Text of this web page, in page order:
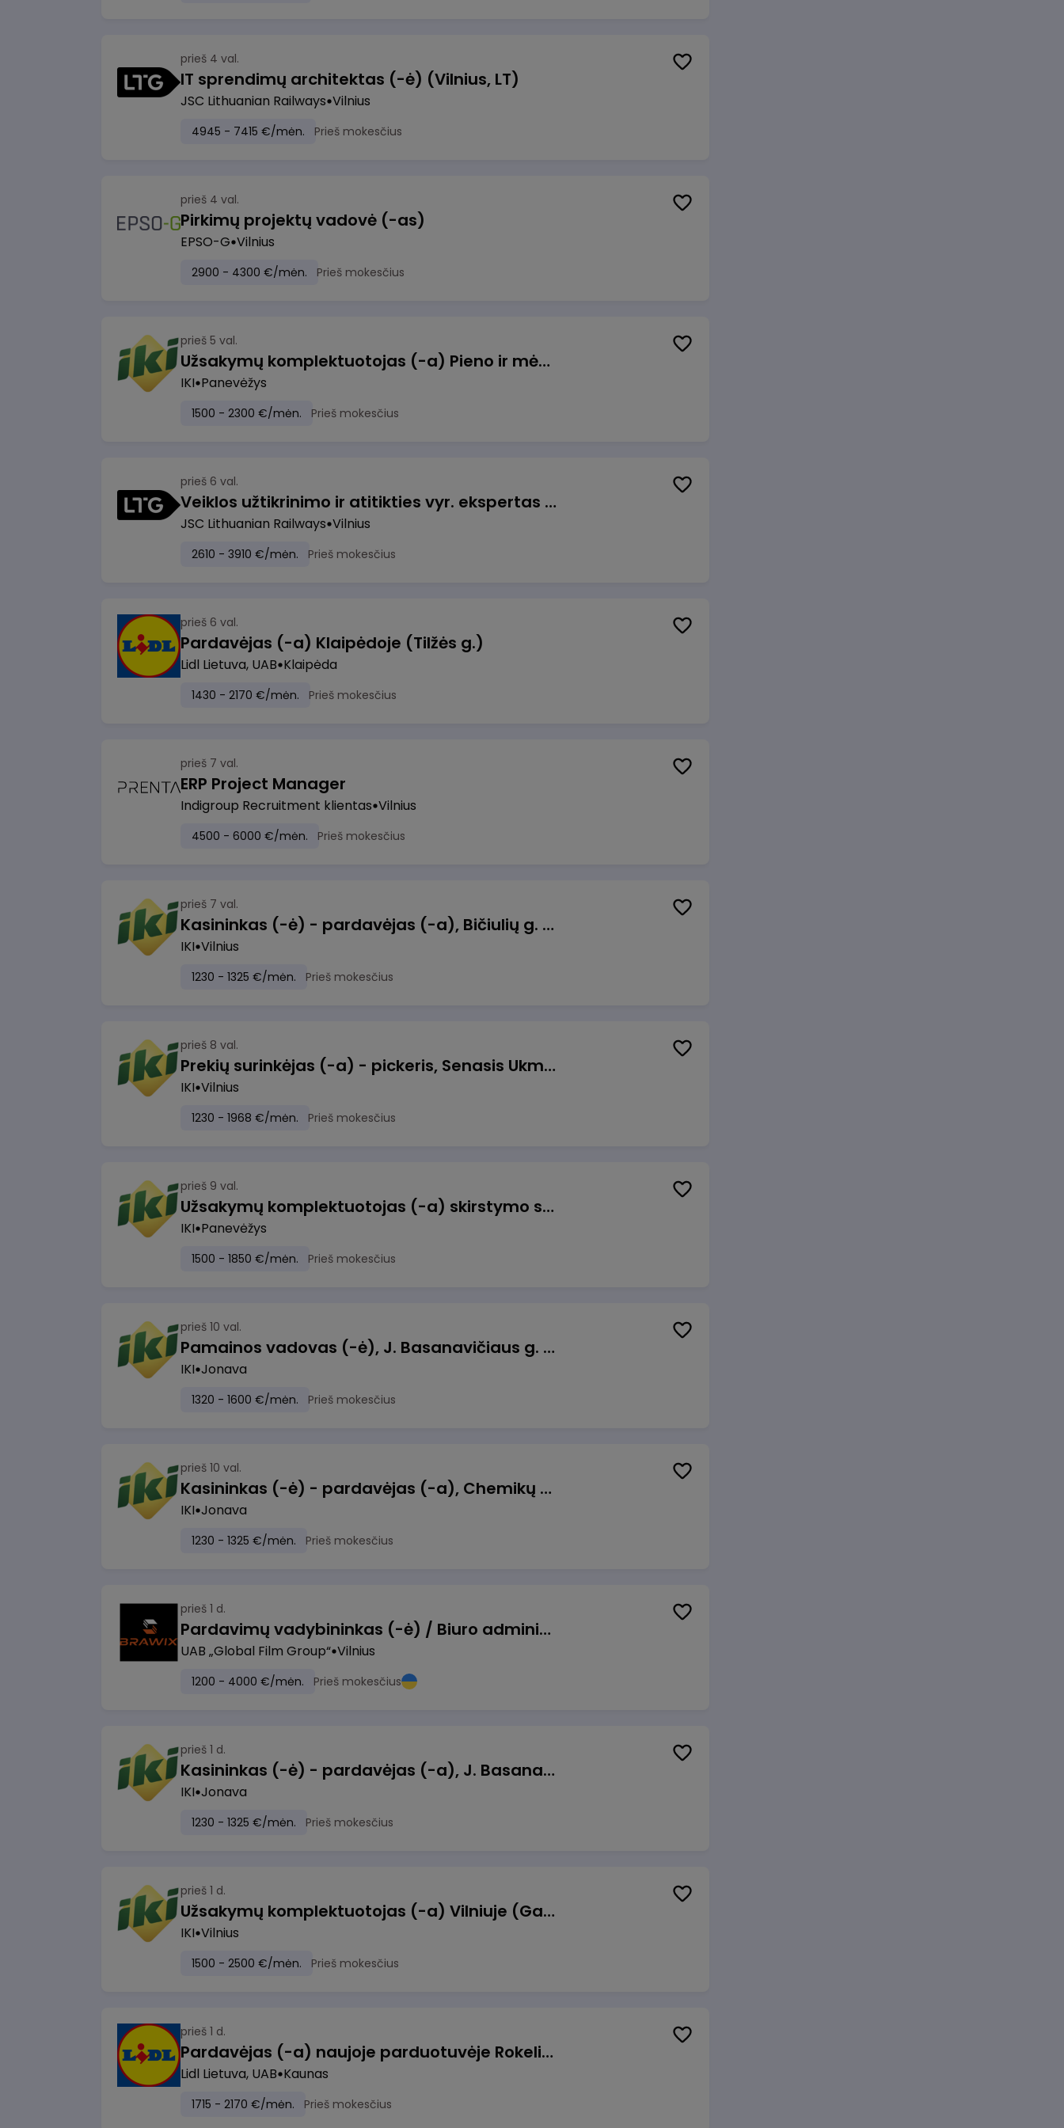
prieš 4 val.
IT sprendimų architektas (-ė) (Vilnius, LT)
JSC Lithuanian Railways Vilnius
4945 - 7415 €/mėn. Prieš mokesčius
prieš 4 val.
Pirkimų projektų vadovė (-as)
EPSO-G Vilnius
2900 - 4300 €/mėn. Prieš mokesčius
prieš 5 val.
Užsakymų komplektuotojas (-a) Pieno ir mėsos sandėlyje
IKI Panevėžys
1500 - 2300 €/mėn. Prieš mokesčius
prieš 6 val.
Veiklos užtikrinimo ir atitikties vyr. ekspertas (-ė) (Vilnius, LT)
JSC Lithuanian Railways Vilnius
2610 - 3910 €/mėn. Prieš mokesčius
prieš 6 val.
Pardavėjas (-a) Klaipėdoje (Tilžės g.)
Lidl Lietuva, UAB Klaipėda
1430 - 2170 €/mėn. Prieš mokesčius
prieš 7 val.
ERP Project Manager
Indigroup Recruitment klientas Vilnius
4500 - 6000 €/mėn. Prieš mokesčius
prieš 7 val.
Kasininkas (-ė) - pardavėjas (-a), Bičiulių g. 36, Bukiškis, Vilnius
IKI Vilnius
1230 - 1325 €/mėn. Prieš mokesčius
prieš 8 val.
Prekių surinkėjas (-a) - pickeris, Senasis Ukmergės kelias 8, Avižieniai
IKI Vilnius
1230 - 1968 €/mėn. Prieš mokesčius
prieš 9 val.
Užsakymų komplektuotojas (-a) skirstymo sandėlyje
IKI Panevėžys
1500 - 1850 €/mėn. Prieš mokesčius
prieš 10 val.
Pamainos vadovas (-ė), J. Basanavičiaus g. 6, Jonava
IKI Jonava
1320 - 1600 €/mėn. Prieš mokesčius
prieš 10 val.
Kasininkas (-ė) - pardavėjas (-a), Chemikų g. 1, Jonava
IKI Jonava
1230 - 1325 €/mėn. Prieš mokesčius
prieš 1 d.
Pardavimų vadybininkas (-ė) / Biuro administratorius (-ė) (B2B)
UAB „Global Film Group“ Vilnius
1200 - 4000 €/mėn. Prieš mokesčius
prieš 1 d.
Kasininkas (-ė) - pardavėjas (-a), J. Basanavičiaus g. 6, Jonava
IKI Jonava
1230 - 1325 €/mėn. Prieš mokesčius
prieš 1 d.
Užsakymų komplektuotojas (-a) Vilniuje (Gariūnai)
IKI Vilnius
1500 - 2500 €/mėn. Prieš mokesčius
prieš 1 d.
Pardavėjas (-a) naujoje parduotuvėje Rokeliuose (NEMOKAMAS TRANSPORTAS)
Lidl Lietuva, UAB Kaunas
1715 - 2170 €/mėn. Prieš mokesčius